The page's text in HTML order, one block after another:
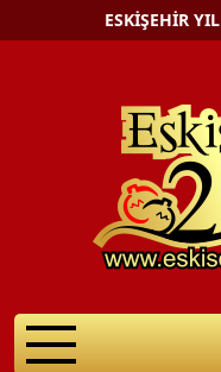
ESKIŞEHIR